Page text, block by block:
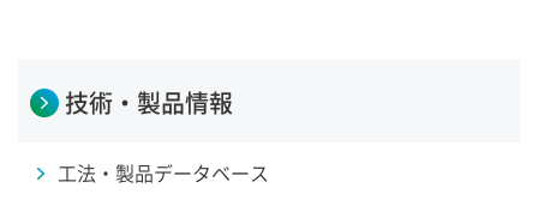
技術・製品情報
工法・製品データベース